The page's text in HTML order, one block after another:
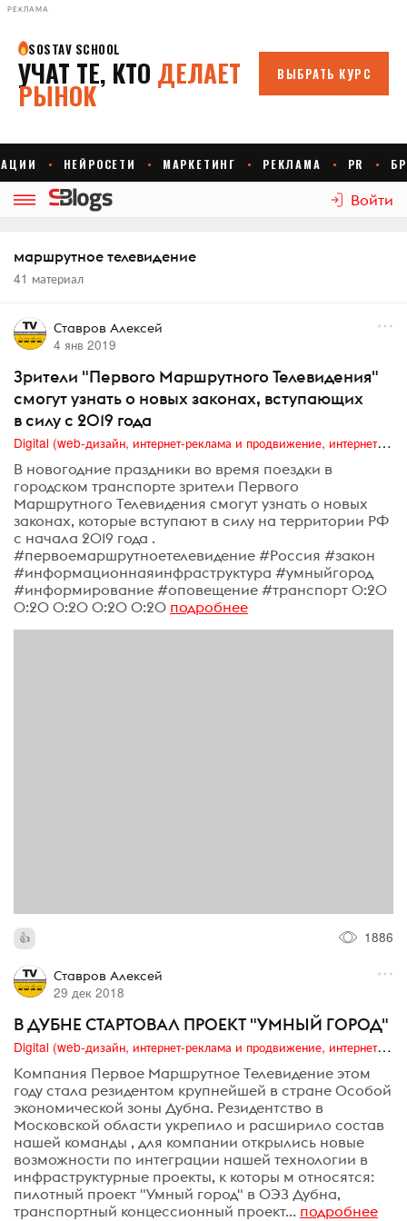
РЕКЛАМА
Войти
маршрутное телевидение
41 материал
Ставров Алексей
4 янв 2019
Зрители "Первого Маршрутного Телевидения"
смогут узнать о новых законах, вступающих
в силу с 2019 года
Digital (web-дизайн, интернет-реклама и продвижение, интернет-сообщества и блоги, интернет-коммуникации, мобильный маркетинг, реклама на цифровых экранах)
В новогодние праздники во время поездки в
городском транспорте зрители Первого
Маршрутного Телевидения смогут узнать о новых
законах, которые вступают в силу на территории РФ
с начала 2019 года .
#первоемаршрутноетелевидение #Россия #закон
#информационнаяинфраструктура #умныйгород
#информирование #оповещение #транспорт 0:20
0:20 0:20 0:20 0:20 подробнее
1886
Ставров Алексей
29 дек 2018
В ДУБНЕ СТАРТОВАЛ ПРОЕКТ "УМНЫЙ ГОРОД"
Digital (web-дизайн, интернет-реклама и продвижение, интернет-сообщества и блоги, интернет-коммуникации, мобильный маркетинг, реклама на цифровых экранах)
Компания Первое Маршрутное Телевидение этом
году стала резидентом крупнейшей в стране Особой
экономической зоны Дубна. Резидентство в
Московской области укрепило и расширило состав
нашей команды , для компании открылись новые
возможности по интеграции нашей технологии в
инфраструктурные проекты, к которы м относятся:
пилотный проект "Умный город" в ОЭЗ Дубна,
транспортный концессионный проект... подробнее